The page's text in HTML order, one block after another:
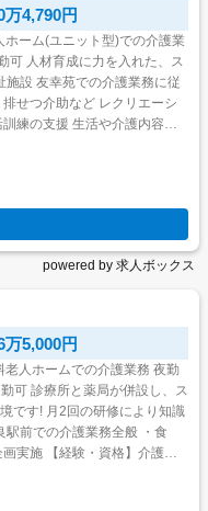
万4,790円
せつ介助など レクリエーシ
練の支援 生活や介護内容に
powered by 求人ボックス
万5,000円
より知識
実施 【経験・資格】介護職